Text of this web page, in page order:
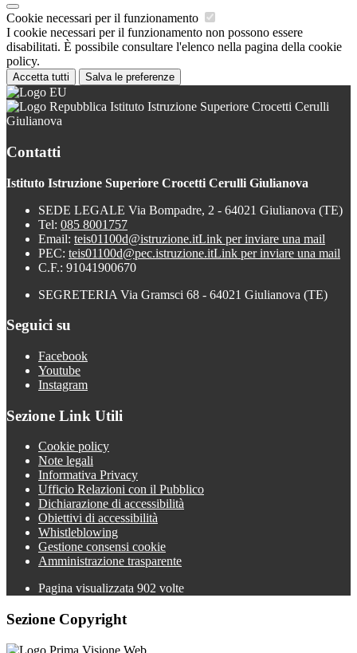
Cookie necessari per il funzionamento
I cookie necessari per il funzionamento non possono essere
disabilitati. È possibile consultare l'elenco nella pagina della cookie
policy.
Accetta tutti Salva le preferenze
Istituto Istruzione Superiore Crocetti Cerulli
Giulianova
Contatti
Istituto Istruzione Superiore Crocetti Cerulli Giulianova
SEDE LEGALE Via Bompadre, 2 - 64021 Giulianova (TE)
Tel: 085 8001757
Email: teis01100d@istruzione.itLink per inviare una mail
PEC: teis01100d@pec.istruzione.itLink per inviare una mail
C.F.: 91041900670
SEGRETERIA Via Gramsci 68 - 64021 Giulianova (TE)
Seguici su
Facebook
Youtube
Instagram
Sezione Link Utili
Cookie policy
Note legali
Informativa Privacy
Ufficio Relazioni con il Pubblico
Dichiarazione di accessibilità
Obiettivi di accessibilità
Whistleblowing
Gestione consensi cookie
Amministrazione trasparente
Pagina visualizzata 902 volte
Sezione Copyright